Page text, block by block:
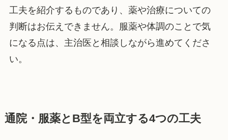
工夫を紹介するものであり、薬や治療についての
判断はお伝えできません。服薬や体調のことで気
になる点は、主治医と相談しながら進めてくださ
い。
通院・服薬とB型を両立する4つの工夫